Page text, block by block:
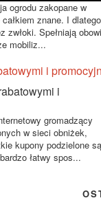
ogrodu zakopane w
znane. I dlatego
zwłoki. Spełniają
mobiliz...
i
gromadzący
w sieci obniżek,
kupony podzielone
łatwy spos...